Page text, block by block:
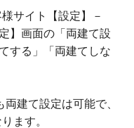
サイト【設定】－
】画面の「両建て設
する」「両建てしな
建て設定は可能で、
ます。